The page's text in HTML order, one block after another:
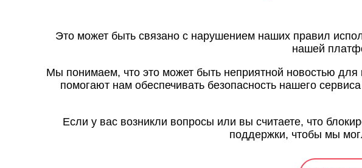
Это может быть связано с нарушением наших правил
нашей
Мы понимаем, что это может быть неприятной новостью
помогают нам обеспечивать безопасность нашего
Если у вас возникли вопросы или вы считаете, что
поддержки, чтобы мы